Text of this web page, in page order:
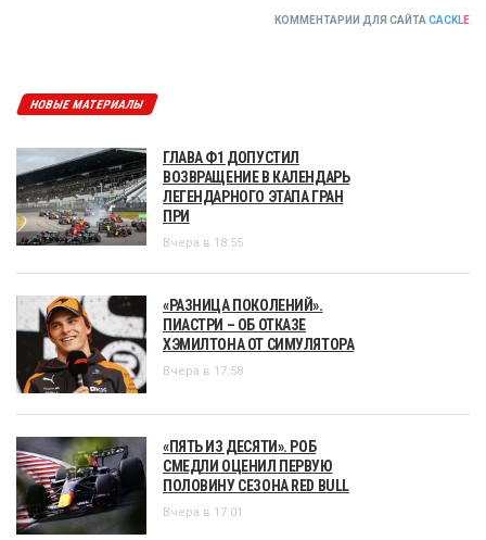
КОММЕНТАРИИ ДЛЯ САЙТА CACKLE
НОВЫЕ МАТЕРИАЛЫ
ГЛАВА Ф1 ДОПУСТИЛ
ВОЗВРАЩЕНИЕ В КАЛЕНДАРЬ
ЛЕГЕНДАРНОГО ЭТАПА ГРАН
ПРИ
Вчера в 18:55
«РАЗНИЦА ПОКОЛЕНИЙ».
ПИАСТРИ – ОБ ОТКАЗЕ
ХЭМИЛТОНА ОТ СИМУЛЯТОРА
Вчера в 17:58
«ПЯТЬ ИЗ ДЕСЯТИ». РОБ
СМЕДЛИ ОЦЕНИЛ ПЕРВУЮ
ПОЛОВИНУ СЕЗОНА RED BULL
Вчера в 17:01